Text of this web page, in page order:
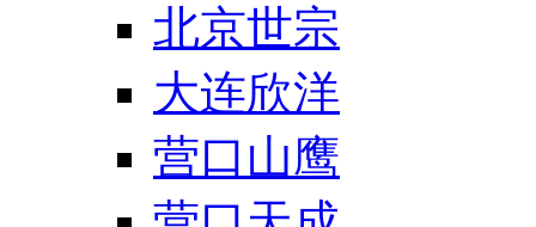
北京世宗
大连欣洋
营口山鹰